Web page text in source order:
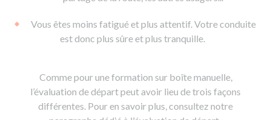
Vous êtes moins fatigué et plus attentif. Votre conduite
est donc plus sûre et plus tranquille.
Comme pour une formation sur boîte manuelle,
l’évaluation de départ peut avoir lieu de trois façons
différentes. Pour en savoir plus, consultez notre